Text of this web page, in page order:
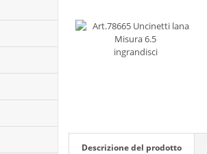
ingrandisci
Descrizione del prodotto